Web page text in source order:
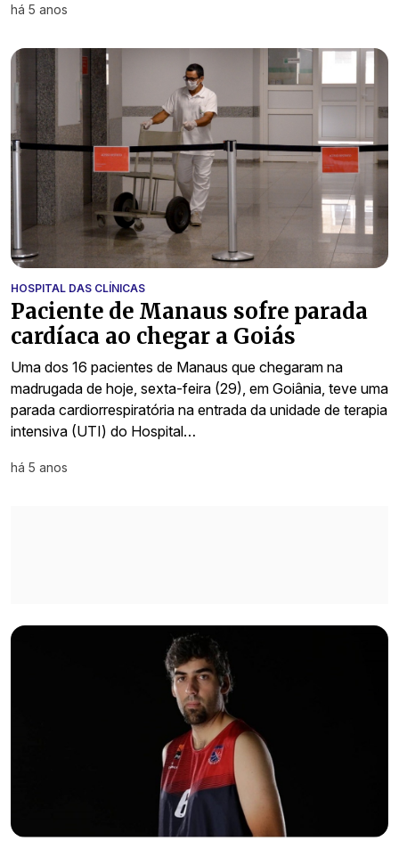
há 5 anos
HOSPITAL DAS CLÍNICAS
Paciente de Manaus sofre parada
cardíaca ao chegar a Goiás
Uma dos 16 pacientes de Manaus que chegaram na
madrugada de hoje, sexta-feira (29), em Goiânia, teve uma
parada cardiorrespiratória na entrada da unidade de terapia
intensiva (UTI) do Hospital…
há 5 anos